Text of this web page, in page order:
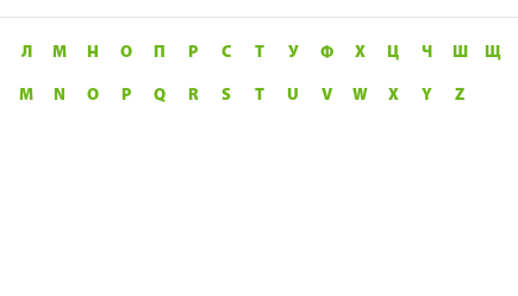
Л М Н О П Р С Т У Ф Х Ц Ч Ш Щ
M N O P Q R S T U V W X Y Z